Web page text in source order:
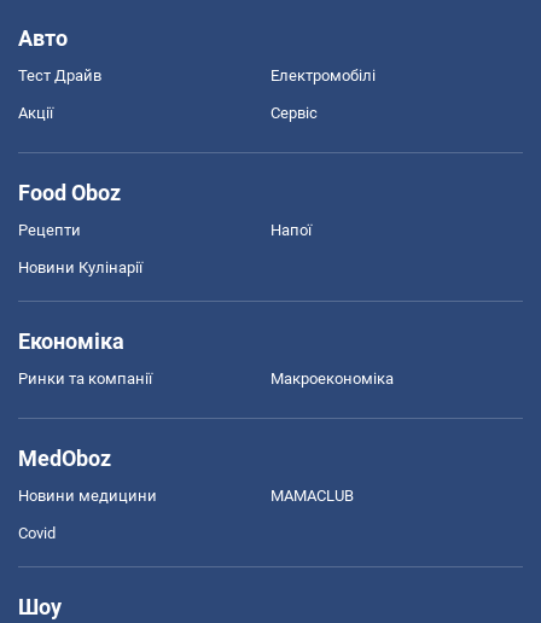
Авто
Тест Драйв Електромобілі
Акції Сервіс
Food Oboz
Рецепти Напої
Новини Кулінарії
Економіка
Ринки та компанії Макроекономіка
MedOboz
Новини медицини MAMACLUB
Covid
Шоу